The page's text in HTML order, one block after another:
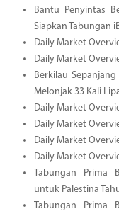
Bantu Penyintas
Siapkan Tabungan
Daily Market
Daily Market
Berkilau
Melonjak 33 Kali
Daily Market
Daily Market
Daily Market
Daily Market
Tabungan Prima
untuk Palestina
Tabungan Prima